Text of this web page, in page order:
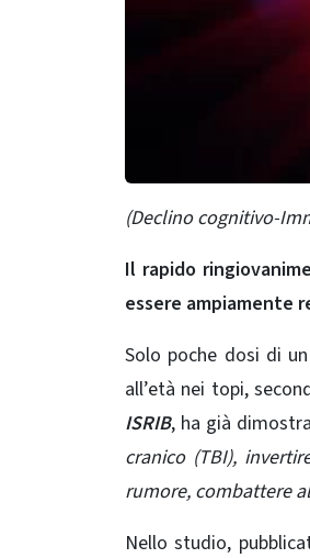
(Declino cognitivo-
Il rapido
essere ampiamente
Solo poche dosi di
all’età nei topi,
ISRIB, ha già
cranico (TBI),
rumore, combattere
Nello studio,